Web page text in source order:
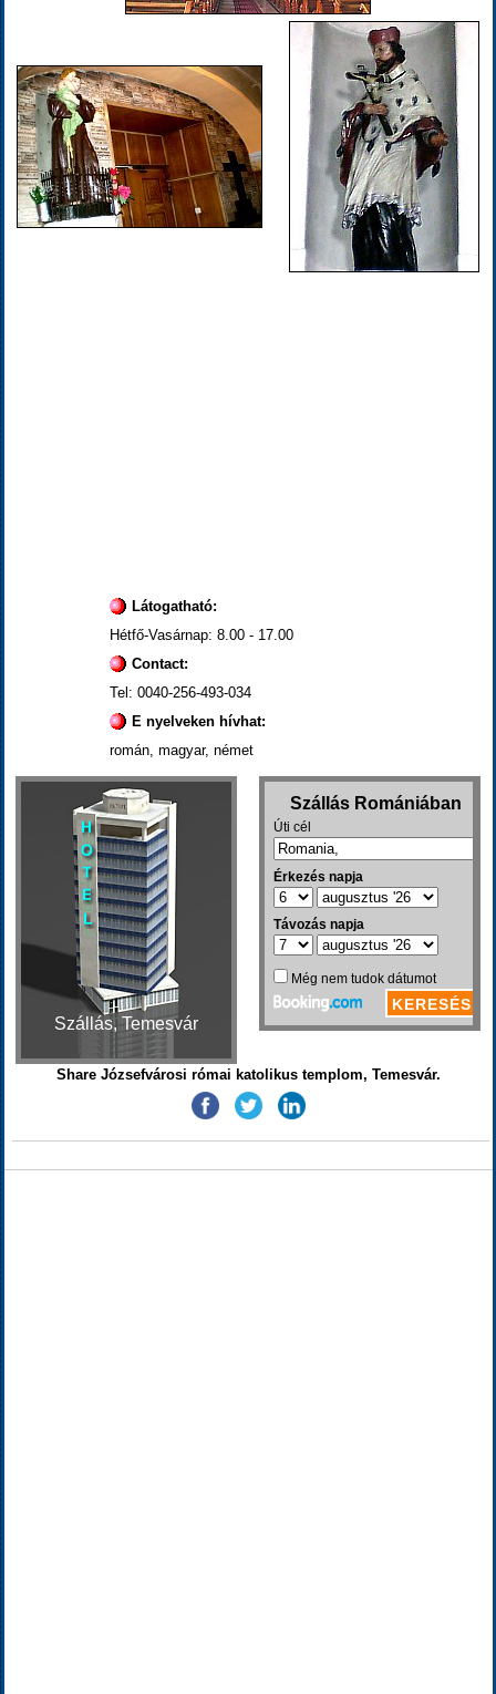
Látogatható:
Hétfő-Vasárnap: 8.00 - 17.00
Contact:
Tel: 0040-256-493-034
E nyelveken hívhat:
román, magyar, német
Szállás, Temesvár
Share Józsefvárosi római katolikus templom, Temesvár.